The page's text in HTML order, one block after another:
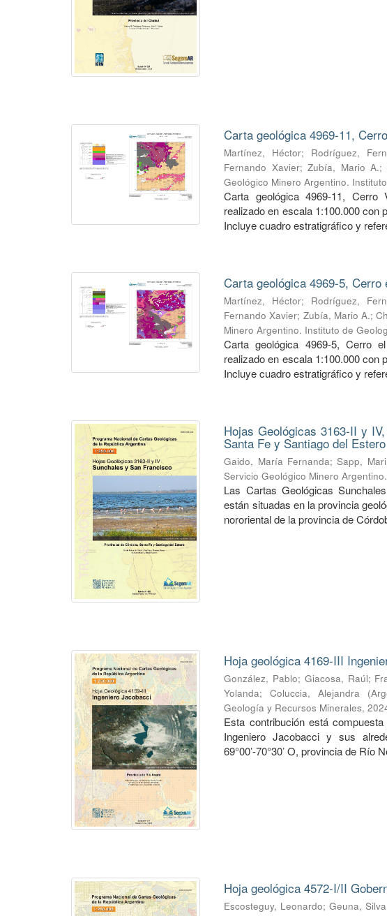
Carta geológica 4969-11,
Martínez, Héctor; Rodríguez,
Fernando Xavier;Zubía, Mario A.;
Geológico Minero Argentino.
Carta geológica 4969-11, Cerro
realizado en escala 1:100.000
Incluye cuadro estratigráfico y
Carta geológica 4969-5,
Martínez, Héctor; Rodríguez,
Fernando Xavier; Zubía, Mario A.;
Minero Argentino. Instituto de
Carta geológica 4969-5, Cerro
realizado en escala 1:100.000
Incluye cuadro estratigráfico y
Hojas Geológicas 3163-II y
Santa Fe y Santiago del Estero
Gaido, María Fernanda;Sapp, Mari
Servicio Geológico Minero
Las Cartas Geológicas
están situadas en la provincia
nororiental de la provincia de
Hoja geológica 4169-III
González, Pablo; Giacosa, Raúl;
Yolanda;Coluccia, Alejandra (
Geología y Recursos Minerales,
Esta contribución está
Ingeniero Jacobacci y sus
69°00’-70°30’ O, provincia de Río
Hoja geológica 4572-I/II
Escosteguy, Leonardo; Geuna,